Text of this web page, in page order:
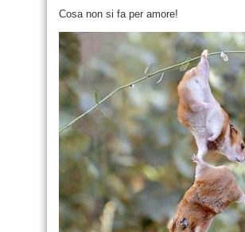
Cosa non si fa per amore!